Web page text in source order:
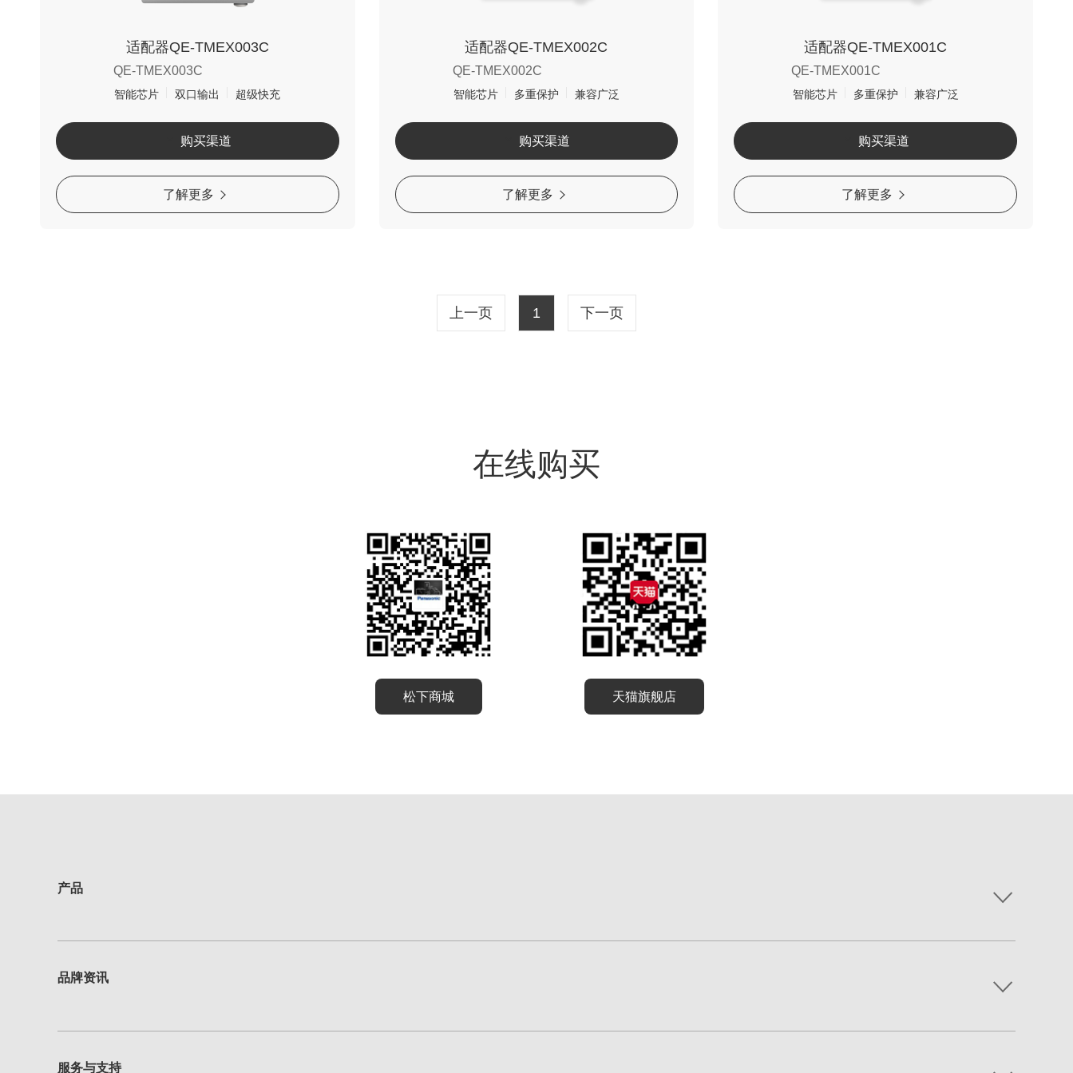
适配器QE-TMEX003C
QE-TMEX003C
智能芯片 双口输出 超级快充
购买渠道
了解更多
适配器QE-TMEX002C
QE-TMEX002C
智能芯片 多重保护 兼容广泛
购买渠道
了解更多
适配器QE-TMEX001C
QE-TMEX001C
智能芯片 多重保护 兼容广泛
购买渠道
了解更多
上一页 1 下一页
在线购买
松下商城 天猫旗舰店
产品
品牌资讯
服务与支持